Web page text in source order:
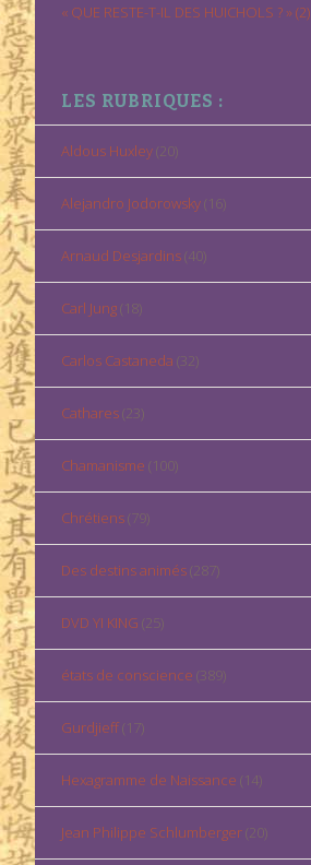
« QUE RESTE-T-IL DES HUICHOLS ? » (2)
LES RUBRIQUES :
Aldous Huxley(20)
Alejandro Jodorowsky(16)
Arnaud Desjardins(40)
Carl Jung(18)
Carlos Castaneda (32)
Cathares(23)
Chamanisme (100)
Chrétiens(79)
Des destins animés(287)
DVD YI KING (25)
états de conscience (389)
Gurdjieff(17)
Hexagramme de Naissance (14)
Jean Philippe Schlumberger(20)